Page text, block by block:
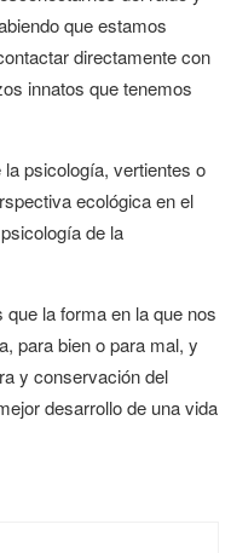
que estamos
directamente con
innatos que tenemos
psicología, vertientes o
ecológica en el
de la
la forma en la que nos
para bien o para mal, y
y conservación del
desarrollo de una vida